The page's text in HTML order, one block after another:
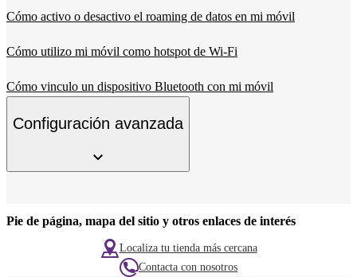
Cómo activo o desactivo el roaming de datos en mi móvil
Cómo utilizo mi móvil como hotspot de Wi-Fi
Cómo vinculo un dispositivo Bluetooth con mi móvil
Configuración avanzada
Pie de página, mapa del sitio y otros enlaces de interés
Localiza tu tienda más cercana
Contacta con nosotros